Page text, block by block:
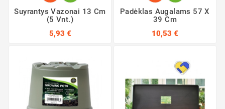
Suyrantys Vazonai 13 Cm
(5 Vnt.)
5,93 €
Padėklas Augalams 57 X
39 Cm
10,53 €